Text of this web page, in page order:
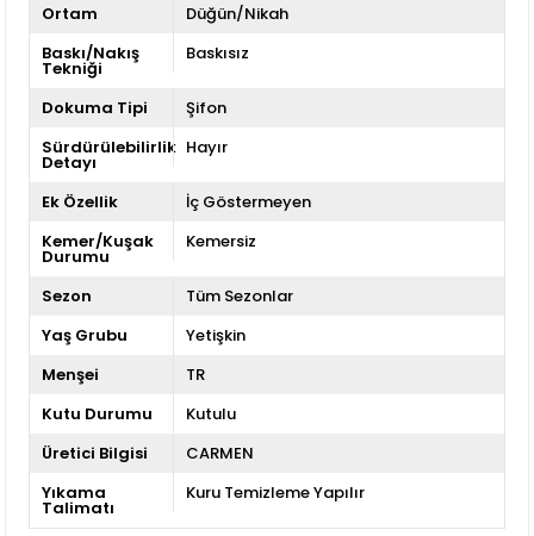
Ortam
Düğün/Nikah
Baskı/Nakış
Tekniği
Baskısız
Dokuma Tipi
Şifon
Sürdürülebilirlik
Detayı
Hayır
Ek Özellik
İç Göstermeyen
Kemer/Kuşak
Durumu
Kemersiz
Sezon
Tüm Sezonlar
Yaş Grubu
Yetişkin
Menşei
TR
Kutu Durumu
Kutulu
Üretici Bilgisi
CARMEN
Yıkama
Talimatı
Kuru Temizleme Yapılır